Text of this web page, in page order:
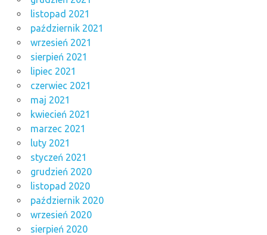
listopad 2021
październik 2021
wrzesień 2021
sierpień 2021
lipiec 2021
czerwiec 2021
maj 2021
kwiecień 2021
marzec 2021
luty 2021
styczeń 2021
grudzień 2020
listopad 2020
październik 2020
wrzesień 2020
sierpień 2020